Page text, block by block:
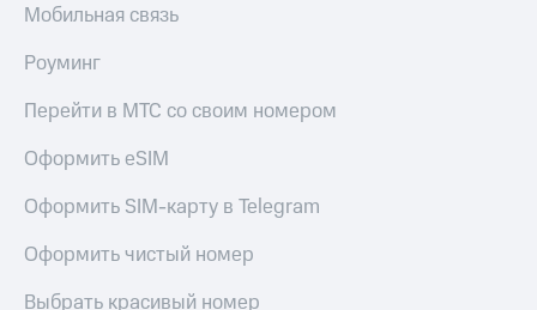
Мобильная связь
Роуминг
Перейти в МТС со своим номером
Оформить eSIM
Оформить SIM-карту в Telegram
Оформить чистый номер
Выбрать красивый номер